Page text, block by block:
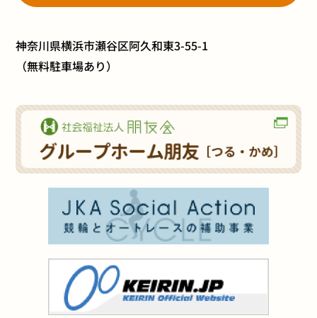
神奈川県横浜市瀬谷区阿久和東3-55-1
（無料駐車場あり）